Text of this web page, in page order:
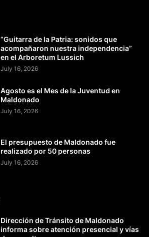
“Guitarra de la Patria: sonidos que
acompañaron nuestra independencia”
en el Arboretum Lussich
July 16, 2026
Agosto es el Mes de la Juventud en
Maldonado
July 16, 2026
El presupuesto de Maldonado fue
realizado por 50 personas
July 16, 2026
Dirección de Tránsito de Maldonado
informa sobre atención presencial y vías